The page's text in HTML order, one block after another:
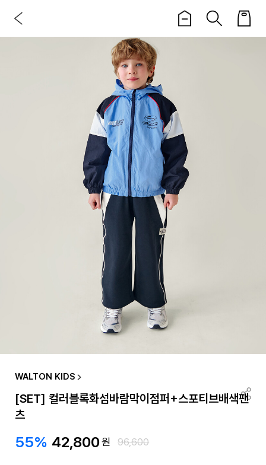
WALTON KIDS
[SET] 컬러블록화섬바람막이점퍼+스포티브배색팬
츠
55% 42,800원 96,600